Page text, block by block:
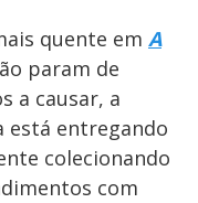
quente em A
param de
a causar, a
está entregando
colecionando
com